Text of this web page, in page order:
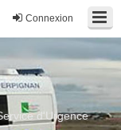
Connexion
d'Urgence